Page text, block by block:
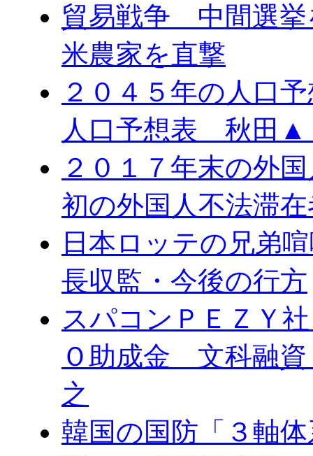
貿易戦争 中間選
米農家を直撃
２０４５年の人口
人口予想表 秋田▲
２０１７年末の外
初の外国人不法滞
日本ロッテの兄弟
長収監・今後の行方
スパコンＰＥＺＹ
Ｏ助成金 文科融
之
韓国の国防「３軸